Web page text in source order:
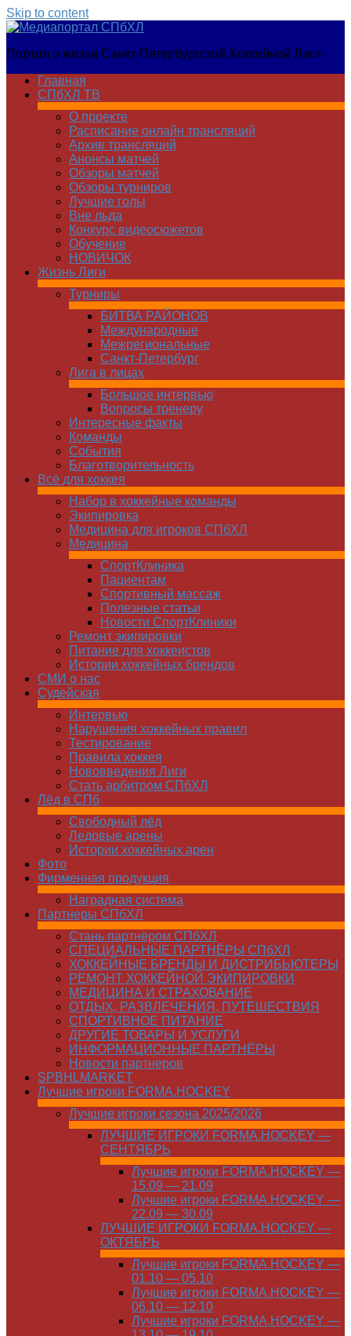
Skip to content
Медиапортал
Портал о жизни Санкт-Петербургской Хоккейной Лиги
Главная
СПбХЛ ТВ
О проекте
Расписание онлайн трансляций
Архив трансляций
Анонсы матчей
Обзоры матчей
Обзоры турниров
Лучшие голы
Вне льда
Конкурс видеосюжетов
Обучение
НОВИЧОК
Жизнь Лиги
Турниры
БИТВА РАЙОНОВ
Международные
Межрегиональные
Санкт-Петербург
Лига в лицах
Большое интервью
Вопросы тренеру
Интересные факты
Команды
Cобытия
Благотворительность
Всё для хоккея
Набор в хоккейные команды
Экипировка
Медицина для игроков СПбХЛ
Медицина
СпортКлиника
Пациентам
Спортивный массаж
Полезные статьи
Новости СпортКлиники
Ремонт экипировки
Питание для хоккеистов
Истории хоккейных брендов
СМИ о нас
Судейская
Интервью
Нарушения хоккейных правил
Тестирование
Правила хоккея
Нововведения Лиги
Стать арбитром СПбХЛ
Лёд в СПб
Свободный лёд
Ледовые арены
Истории хоккейных арен
Фото
Фирменная продукция
Наградная система
Партнеры СПбХЛ
Стань партнёром СПбХЛ
СПЕЦИАЛЬНЫЕ ПАРТНЁРЫ СПбХЛ
ХОККЕЙНЫЕ БРЕНДЫ И ДИСТРИБЬЮТЕРЫ
РЕМОНТ ХОККЕЙНОЙ ЭКИПИРОВКИ
МЕДИЦИНА И СТРАХОВАНИЕ
ОТДЫХ, РАЗВЛЕЧЕНИЯ, ПУТЕШЕСТВИЯ
СПОРТИВНОЕ ПИТАНИЕ
ДРУГИЕ ТОВАРЫ И УСЛУГИ
ИНФОРМАЦИОННЫЕ ПАРТНЁРЫ
Новости партнеров
SPBHLMARKET
Лучшие игроки FORMA.HOCKEY
Лучшие игроки сезона 2025/2026
ЛУЧШИЕ ИГРОКИ FORMA.HOCKEY —
СЕНТЯБРЬ
Лучшие игроки FORMA.HOCKEY —
15.09 — 21.09
Лучшие игроки FORMA.HOCKEY —
22.09 — 30.09
ЛУЧШИЕ ИГРОКИ FORMA.HOCKEY —
ОКТЯБРЬ
Лучшие игроки FORMA.HOCKEY —
01.10 — 05.10
Лучшие игроки FORMA.HOCKEY —
06.10 — 12.10
Лучшие игроки FORMA.HOCKEY —